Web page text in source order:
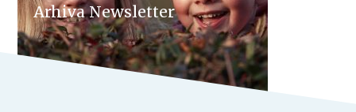
Arhiva Newsletter